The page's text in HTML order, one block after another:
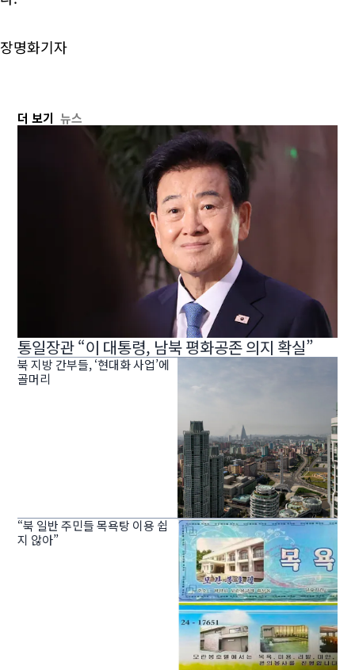
장명화기자
더 보기 뉴스
통일장관 “이 대통령, 남북 평화공존 의지 확실”
북 지방 간부들, ‘현대화 사업’에
골머리
“북 일반 주민들 목욕탕 이용 쉽
지 않아”